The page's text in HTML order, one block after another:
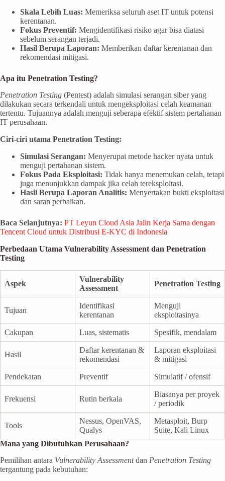
Skala Lebih Luas: Memeriksa seluruh aset IT untuk potensi
kerentanan.
Fokus Preventif: Mengidentifikasi risiko agar bisa diatasi
sebelum serangan terjadi.
Hasil Berupa Laporan: Memberikan daftar kerentanan dan
rekomendasi mitigasi.
Apa itu Penetration Testing?
Penetration Testing (Pentest) adalah simulasi serangan siber yang
dilakukan secara terkendali untuk mengeksploitasi celah keamanan
tertentu. Tujuannya adalah menguji seberapa efektif sistem pertahanan
IT perusahaan.
Ciri-ciri utama Penetration Testing:
Simulasi Serangan: Menyerupai metode hacker nyata untuk
menguji pertahanan sistem.
Fokus Pada Eksploitasi: Tidak hanya menemukan celah, tetapi
juga menunjukkan dampak jika celah tereksploitasi.
Hasil Berupa Laporan Analitis: Menyertakan bukti eksploitasi
dan saran perbaikan.
Baca Selanjutnya: PT Leyun Cloud Asia Jalin Kerja Sama dengan
Tencent Cloud untuk Distribusi E-KYC di Indonesia
Perbedaan Utama Vulnerability Assessment dan Penetration
Testing
Aspek
Vulnerability
Assessment
Penetration Testing
Tujuan
Identifikasi
kerentanan
Menguji
eksploitasinya
Cakupan Luas, sistematis Spesifik, mendalam
Hasil
Daftar kerentanan &
rekomendasi
Laporan eksploitasi
& mitigasi
Pendekatan Preventif Simulatif / ofensif
Frekuensi Rutin berkala
Biasanya per proyek
/ periodik
Tools
Nessus, OpenVAS,
Qualys
Metasploit, Burp
Suite, Kali Linux
Mana yang Dibutuhkan Perusahaan?
Pemilihan antara Vulnerability Assessmentdan Penetration Testing
tergantung pada kebutuhan: